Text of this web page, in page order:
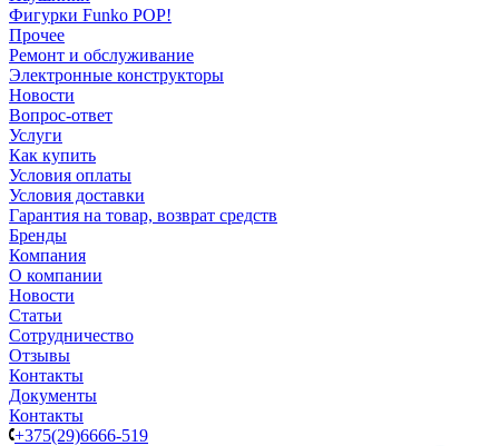
Фигурки Funko POP!
Прочее
Ремонт и обслуживание
Электронные конструкторы
Новости
Вопрос-ответ
Услуги
Как купить
Условия оплаты
Условия доставки
Гарантия на товар, возврат средств
Бренды
Компания
О компании
Новости
Статьи
Сотрудничество
Отзывы
Контакты
Документы
Контакты
+375(29)6666-519